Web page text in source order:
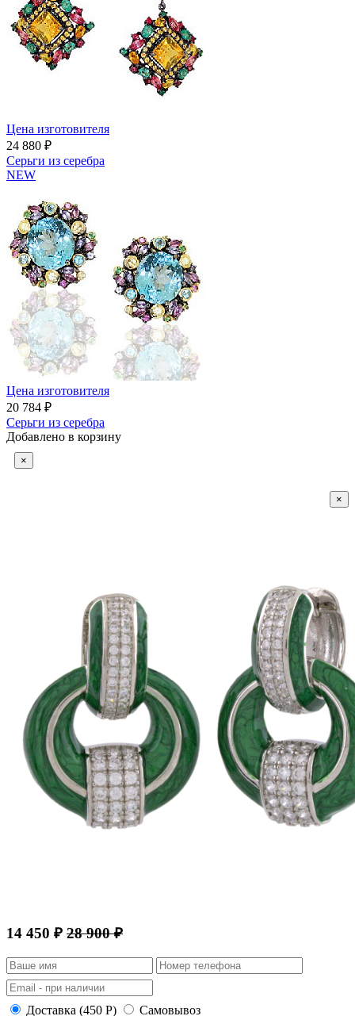
Цена изготовителя
24 880 ₽
Серьги из серебра
NEW
Цена изготовителя
20 784 ₽
Серьги из серебра
Добавлено в корзину
×
×
14 450 ₽ 28 900 ₽
Доставка (450 Р) Самовывоз